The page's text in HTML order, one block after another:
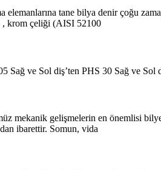
elemanlarına tane bilya denir çoğu
krom çeliği (AISI 52100
ve Sol diş’ten PHS 30 Sağ ve Sol
mekanik gelişmelerin en önemlisi
ibarettir. Somun, vida